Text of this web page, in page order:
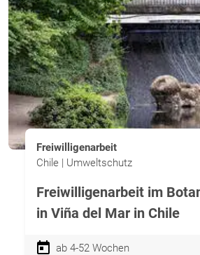
Freiwilligenarbeit
Chile | Umweltschutz
Freiwilligenarbeit im
in Viña del Mar in Chile
ab 4-52 Wochen